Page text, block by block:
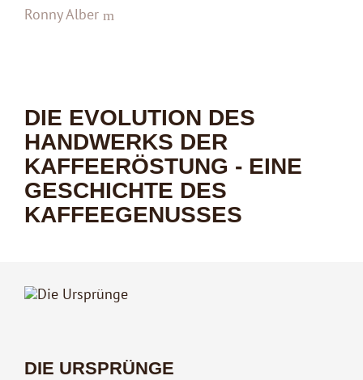
Ronny Alber
DIE EVOLUTION DES
HANDWERKS DER
KAFFEERÖSTUNG - EINE
GESCHICHTE DES
KAFFEEGENUSSES
DIE URSPRÜNGE